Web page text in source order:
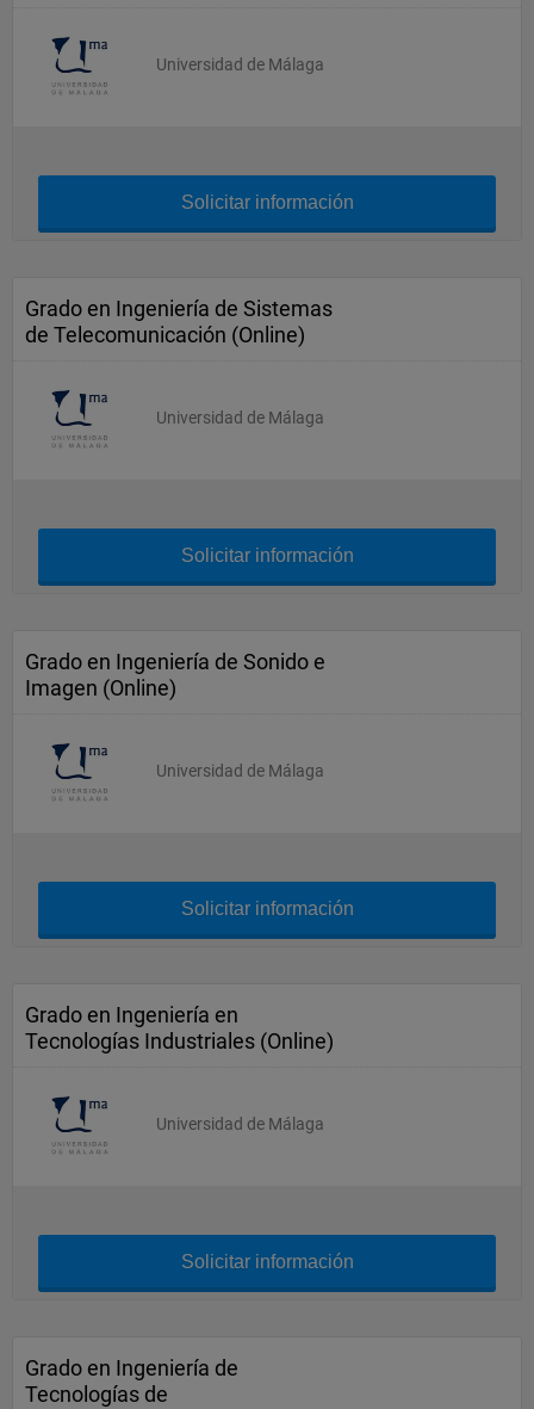
Universidad de Málaga
Solicitar información
Grado en Ingeniería de Sistemas
de Telecomunicación (Online)
Universidad de Málaga
Solicitar información
Grado en Ingeniería de Sonido e
Imagen (Online)
Universidad de Málaga
Solicitar información
Grado en Ingeniería en
Tecnologías Industriales (Online)
Universidad de Málaga
Solicitar información
Grado en Ingeniería de
Tecnologías de